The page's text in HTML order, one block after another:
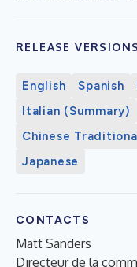
RELEASE VERSIONS
English Spanish
Italian (Summary)
Chinese
Japanese
CONTACTS
Matt Sanders
Directeur de la